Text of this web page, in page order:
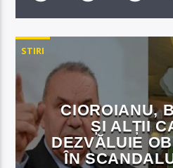
STIRI
CIOROIANU,
ȘI ALȚII
DEZVĂLUIE
ÎN